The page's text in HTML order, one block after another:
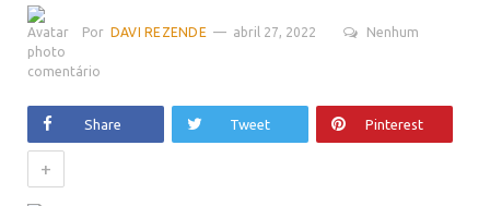
Por DAVI REZENDE abril 27, 2022 Nenhum
comentário
Share Tweet Pinterest
+